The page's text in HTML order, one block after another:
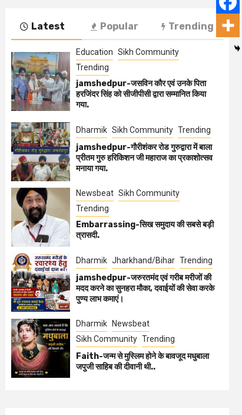
Latest Popular Trending
Education Sikh Community
Trending
jamshedpur-जसविन कौर एवं उनके पिता
हरजिंदर सिंह को सीजीपीसी द्वारा सम्मानित किया
गया.
Dharmik Sikh Community Trending
jamshedpur-गौरीशंकर रोड गुरुद्वारा में बाला
प्रीतम गुरु हरिकिशन जी महाराज का प्रकाशोत्सव
मनाया गया.
Newsbeat Sikh Community
Trending
Embarrassing-सिख समुदाय की सबसे बड़ी
त्रासदी.
Dharmik Jharkhand/Bihar Trending
jamshedpur-जरुरतमंद एवं गरीब मरीजों की
मदद करने का सुनहरा मौका, दवाईयों की सेवा करके
पुण्य लाभ कमाएं।
Dharmik
Newsbeat
Sikh Community Trending
Faith-जन्म से मुस्लिम होने के बावजूद मधुबाला
जपुजी साहिब की दीवानी थी..